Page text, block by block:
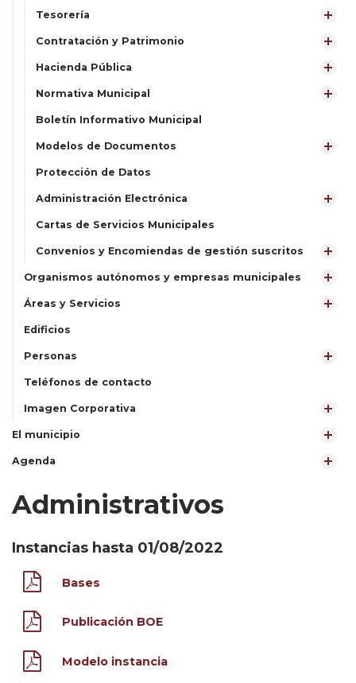
Tesorería
Contratación y Patrimonio
Hacienda Pública
Normativa Municipal
Boletín Informativo Municipal
Modelos de Documentos
Protección de Datos
Administración Electrónica
Cartas de Servicios Municipales
Convenios y Encomiendas de gestión suscritos
Organismos autónomos y empresas municipales
Áreas y Servicios
Edificios
Personas
Teléfonos de contacto
Imagen Corporativa
El municipio
Agenda
Administrativos
Instancias hasta 01/08/2022
Bases
Publicación BOE
Modelo instancia